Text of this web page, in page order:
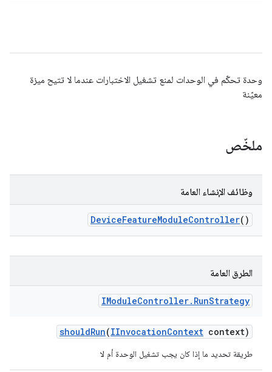
وحدة تحكّم في الوحدات لمنع تشغيل الاختبارات عندما لا تتيح ميزة
معيّنة
ملخّص
وظائف الإنشاء العامة
DeviceFeatureModuleController()
الطرق العامة
IModuleController. RunStrategy
shouldRun(IInvocationContext context)
طريقة تحديد ما إذا كان يجب تشغيل الوحدة أم لا